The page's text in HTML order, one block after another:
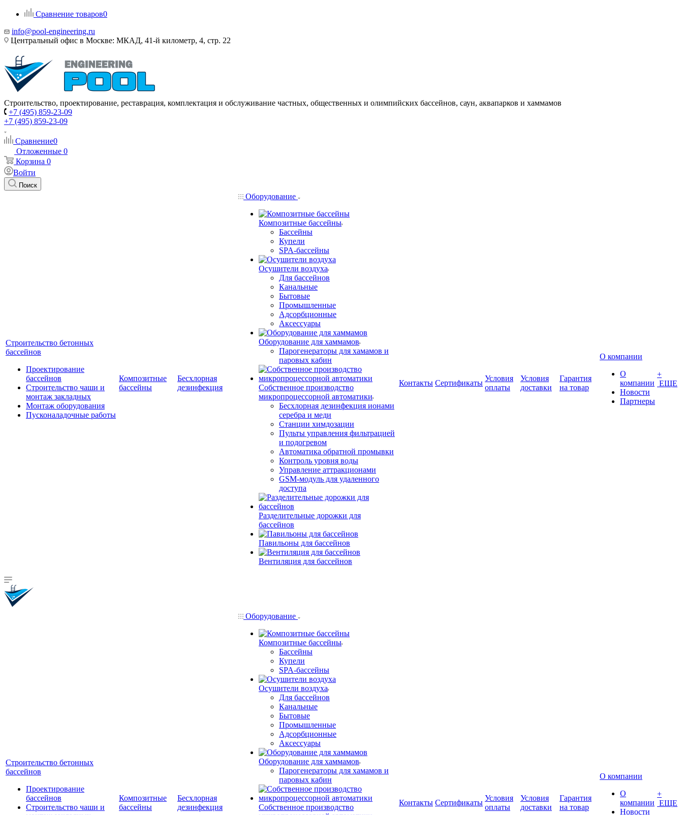
Сравнение товаров0
info@pool-engineering.ru
Центральный офис в Москве: МКАД, 41-й километр, 4, стр. 22
Строительство, проектирование, реставрация, комплектация и обслуживание частных, общественных и олимпийских бассейнов, саун, аквапарков и хаммамов
+7 (495) 859-23-09
+7 (495) 859-23-09
Сравнение0
Отложенные 0
Корзина 0
Войти
Поиск
Строительство бетонных
бассейнов
Проектирование
бассейнов
Строительство чаши и
монтаж закладных
Монтаж оборудования
Пусконаладочные работы
Композитные
бассейны
Бесхлорная
дезинфекция
Оборудование
Композитные бассейны
Бассейны
Купели
SPA-бассейны
Осушители воздуха
Для бассейнов
Канальные
Бытовые
Промышленные
Адсорбционные
Аксессуары
Оборудование для хаммамов
Парогенераторы для хамамов и
паровых кабин
Собственное производство
микропроцессорной автоматики
Беcхлорная дезинфекция ионами
серебра и меди
Станции химдозации
Пульты управления фильтрацией
и подогревом
Автоматика обратной промывки
Контроль уровня воды
Управление аттракционами
GSM-модуль для удаленного
доступа
Разделительные дорожки для
бассейнов
Павильоны для бассейнов
Вентиляция для бассейнов
Контакты Сертификаты
Условия
оплаты
Условия
доставки
Гарантия
на товар
О компании
О
компании
Новости
Партнеры
+
ЕЩЕ
Строительство бетонных
бассейнов
Проектирование
бассейнов
Строительство чаши и
Композитные
бассейны
Бесхлорная
дезинфекция
Оборудование
Композитные бассейны
Бассейны
Купели
SPA-бассейны
Осушители воздуха
Для бассейнов
Канальные
Бытовые
Промышленные
Адсорбционные
Аксессуары
Оборудование для хаммамов
Парогенераторы для хамамов и
паровых кабин
Собственное производство
Контакты Сертификаты
Условия
оплаты
Условия
доставки
Гарантия
на товар
О компании
О
компании
Новости
+
ЕЩЕ